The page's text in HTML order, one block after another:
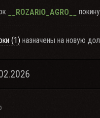
__ROZARiO_AGRO__
(1) назначены на новую